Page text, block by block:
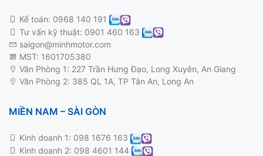
Kế toán: 0968 140 191
Tư vấn kỹ thuật: 0901 460 163
saigon@minhmotor.com
MST: 1601705380
Văn Phòng 1: 227 Trần Hưng Đạo, Long Xuyên, An Giang
Văn Phòng 2: 385 QL 1A, TP Tân An, Long An
MIỀN NAM – SÀI GÒN
Kinh doanh 1: 098 1676 163
Kinh doanh 2: 098 4601 144